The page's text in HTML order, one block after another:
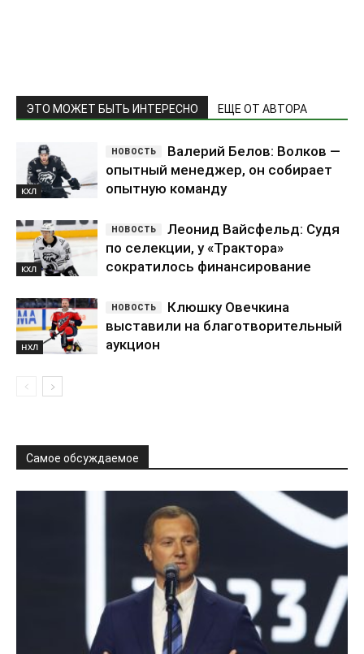
ЭТО МОЖЕТ БЫТЬ ИНТЕРЕСНО ЕЩЕ ОТ АВТОРА
КХЛ
Валерий Белов: Волков —
опытный менеджер, он собирает
опытную команду
КХЛ
Леонид Вайсфельд: Судя
по селекции, у «Трактора»
сократилось финансирование
НХЛ
Клюшку Овечкина
выставили на благотворительный
аукцион
Самое обсуждаемое